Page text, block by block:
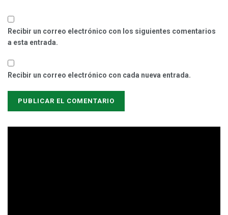
Recibir un correo electrónico con los siguientes comentarios
a esta entrada.
Recibir un correo electrónico con cada nueva entrada.